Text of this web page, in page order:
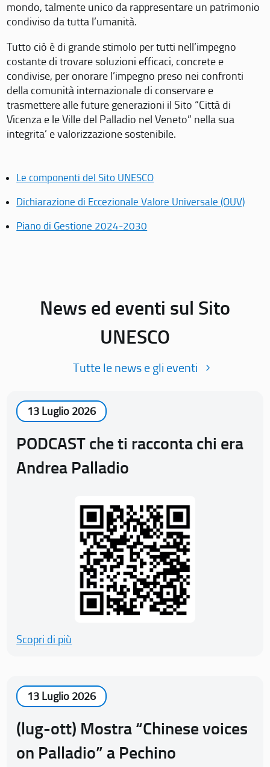
mondo, talmente unico da rappresentare un patrimonio
condiviso da tutta l’umanità.
Tutto ciò è di grande stimolo per tutti nell’impegno
costante di trovare soluzioni efficaci, concrete e
condivise, per onorare l’impegno preso nei confronti
della comunità internazionale di conservare e
trasmettere alle future generazioni il Sito “Città di
Vicenza e le Ville del Palladio nel Veneto” nella sua
integrita’ e valorizzazione sostenibile.
Le componenti del Sito UNESCO
Dichiarazione di Eccezionale Valore Universale (OUV)
Piano di Gestione 2024-2030
News ed eventi sul Sito
UNESCO
Tutte le news e gli eventi
13 Luglio 2026
PODCAST che ti racconta chi era
Andrea Palladio
Scopri di più
13 Luglio 2026
(lug-ott) Mostra “Chinese voices
on Palladio” a Pechino